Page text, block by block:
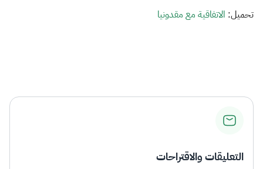
الإقرار الضريبي
التصرفات العقارية تحميل:​ الاتفاقية مع مقدونيا​
التعليقات والاقتراحات